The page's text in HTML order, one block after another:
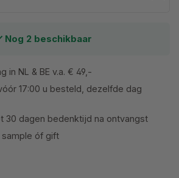
Nog 2 beschikbaar
in NL & BE v.a. € 49,-
17:00 u besteld, dezelfde dag
30 dagen bedenktijd na ontvangst
sample óf gift